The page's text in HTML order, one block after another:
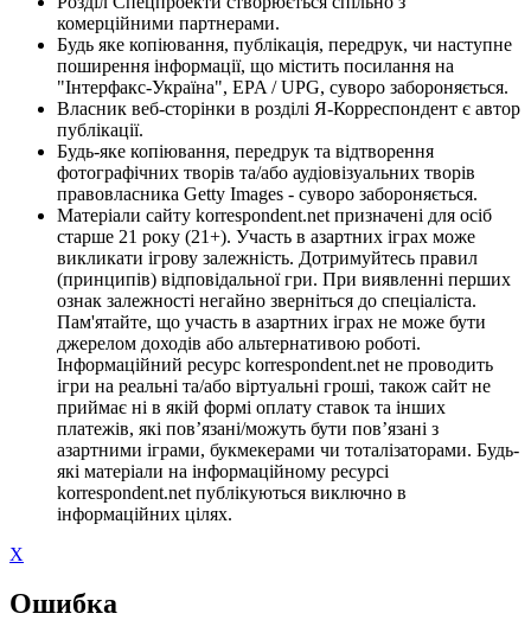
комерційними партнерами.
Будь яке копіювання, публікація, передрук, чи наступне
поширення інформації, що містить посилання на
"Інтерфакс-Україна", EPA / UPG, суворо забороняється.
Власник веб-сторінки в розділі Я-Корреспондент є автор
публікації.
Будь-яке копіювання, передрук та відтворення
фотографічних творів та/або аудіовізуальних творів
правовласника Getty Images - суворо забороняється.
Матеріали сайту korrespondent.net призначені для осіб
старше 21 року (21+). Участь в азартних іграх може
викликати ігрову залежність. Дотримуйтесь правил
(принципів) відповідальної гри. При виявленні перших
ознак залежності негайно зверніться до спеціаліста.
Пам'ятайте, що участь в азартних іграх не може бути
джерелом доходів або альтернативою роботі.
Інформаційний ресурс korrespondent.net не проводить
ігри на реальні та/або віртуальні гроші, також сайт не
приймає ні в якій формі оплату ставок та інших
платежів, які пов’язані/можуть бути пов’язані з
азартними іграми, букмекерами чи тоталізаторами. Будь-
які матеріали на інформаційному ресурсі
korrespondent.net публікуються виключно в
інформаційних цілях.
X
Ошибка